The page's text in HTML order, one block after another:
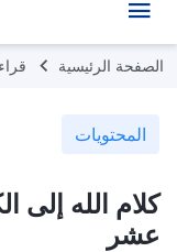
الصفحة الرئيسية
المحتويات
كلام الله
عشر